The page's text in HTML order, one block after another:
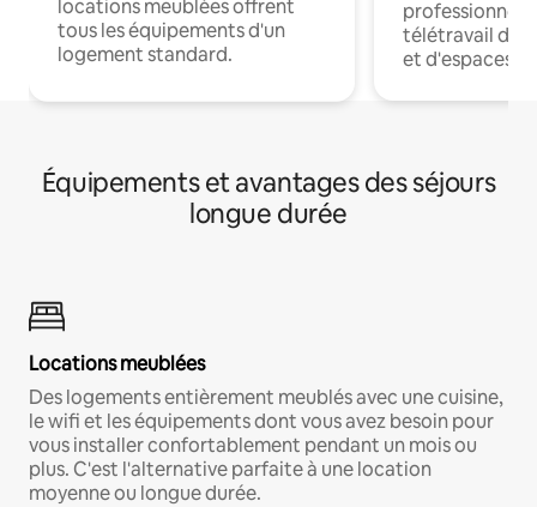
locations meublées offrent
tous les équipements d'un
logement standard.
professionnels
télétravail
et d'espaces
Équipements et avantages des séjours
longue durée
Locations meublées
Des logements entièrement meublés avec une cuisine,
le wifi et les équipements dont vous avez besoin pour
vous installer confortablement pendant un mois ou
plus. C'est l'alternative parfaite à une location
moyenne ou longue durée.